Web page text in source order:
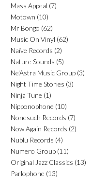
Mass Appeal (7)
Motown (10)
Mr Bongo (62)
Music On Vinyl (62)
Naïve Records (2)
Nature Sounds (5)
Ne'Astra Music Group (3)
Night Time Stories (3)
Ninja Tune (1)
Nipponophone (10)
Nonesuch Records (7)
Now Again Records (2)
Nublu Records (4)
Numero Group (11)
Original Jazz Classics (13)
Parlophone (13)